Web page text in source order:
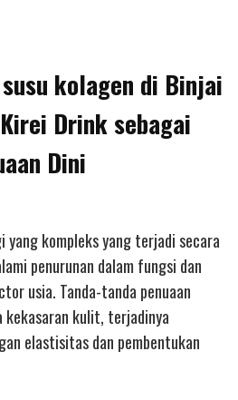
kolagen di Binjai
Drink sebagai
Dini
yang kompleks yang terjadi secara
penurunan dalam fungsi dan
usia. Tanda-tanda penuaan
kekasaran kulit, terjadinya
elastisitas dan pembentukan